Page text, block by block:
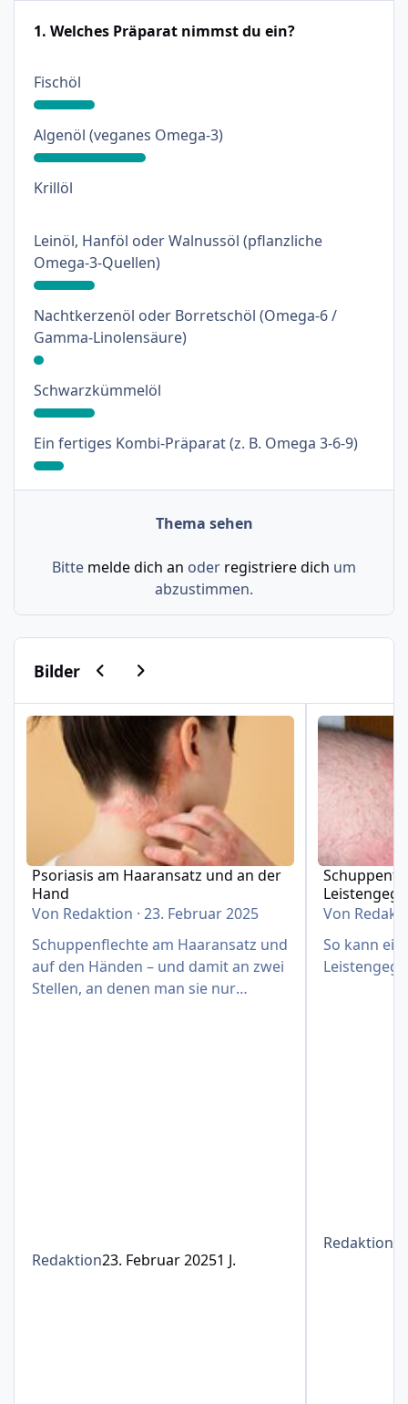
1. Welches Präparat nimmst du ein?
Fischöl: 18%
Algenöl (veganes Omega-3): 33%
Krillöl: 0%
Leinöl, Hanföl oder Walnussöl (pflanzliche
Omega-3-Quellen): 18%
Nachtkerzenöl oder Borretschöl (Omega-6 /
Gamma-Linolensäure): 3%
Schwarzkümmelöl: 18%
Ein fertiges Kombi-Präparat (z. B. Omega 3-6-9): 9%
Thema sehen
Bitte melde dich an oder registriere dich um
abzustimmen.
BilderVorherige Karussell-Folie
Nächste Karussell-Folie
Psoriasis am Haaransatz und an der Hand
Psoriasis am Haaransatz und an der
Hand
Von Redaktion ·23. Februar 2025
Schuppenflechte am Haaransatz und
auf den Händen – und damit an zwei
Stellen, an denen man sie nur
Redaktion23. Februar 20251 J.
Von
So kann
Redaktion